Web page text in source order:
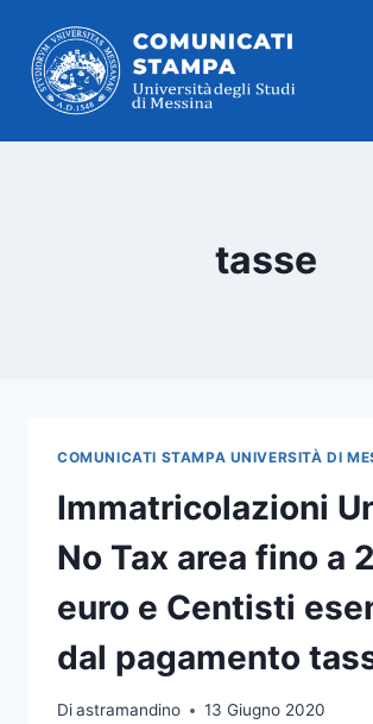
contenuto
tasse
COMUNICATI STAMPA UNIVERSITÀ DI
Immatricolazioni
No Tax area fino a
euro e Centisti
dal pagamento
Diastramandino 13 Giugno 2020